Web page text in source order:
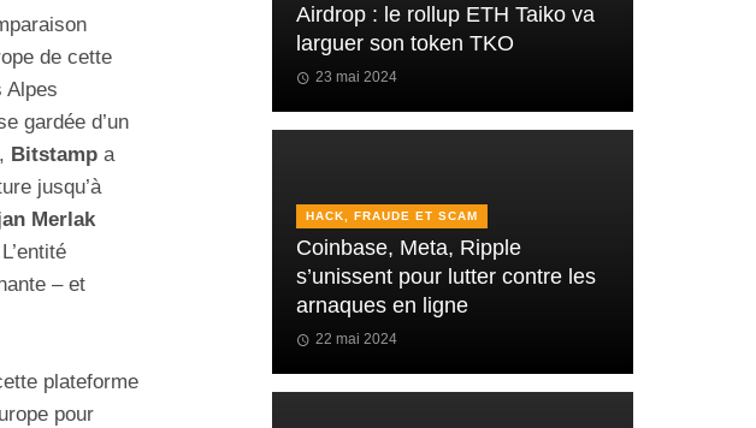
de cette
Alpes
gardée d’un
Bitstamp a
jusqu’à
Merlak
– et
plateforme
pour
Airdrop : le rollup ETH Taiko va
larguer son token TKO
23 mai 2024
HACK, FRAUDE ET SCAM
Coinbase, Meta, Ripple
s’unissent pour lutter contre les
arnaques en ligne
22 mai 2024